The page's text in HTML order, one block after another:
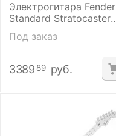
Электрогитара Fender
Standard Stratocaster
RW BK
Под заказ
3389 89 руб.